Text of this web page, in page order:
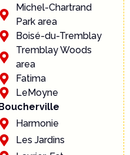
Michel-Chartrand
Park area
Boisé-du-Tremblay
Tremblay Woods
area
Fatima
LeMoyne
Boucherville
Harmonie
Les Jardins